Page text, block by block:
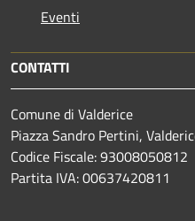
Eventi
CONTATTI
Comune di Valderice
Piazza Sandro Pertini,
Codice Fiscale: 93008050812
Partita IVA: 00637420811